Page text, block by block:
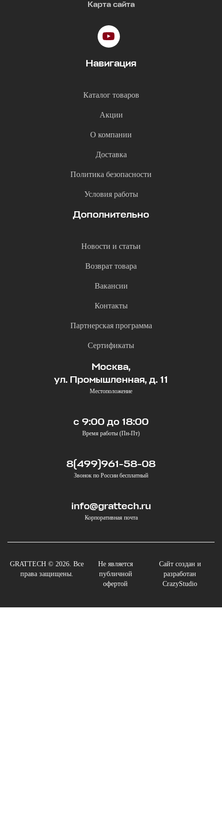
Карта сайта
Навигация
Каталог товаров
Акции
О компании
Доставка
Политика безопасности
Условия работы
Дополнительно
Новости и статьи
Возврат товара
Вакансии
Контакты
Партнерская программа
Сертификаты
Москва,
ул. Промышленная, д. 11
Местоположение
с 9:00 до 18:00
Время работы (Пн-Пт)
8(499)961-58-08
Звонок по России бесплатный
info@grattech.ru
Корпоративная почта
GRATTECH © 2026. Все
права защищены.
Не является
публичной
офертой
Сайт создан и
разработан
CrazyStudio